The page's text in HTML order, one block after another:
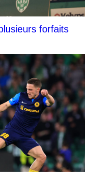
forfaits